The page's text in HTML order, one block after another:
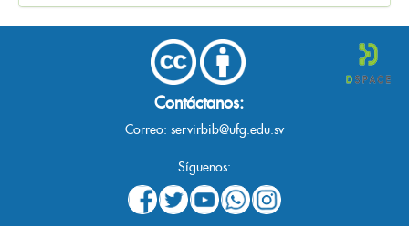
Contáctanos:
Correo: servirbib@ufg.edu.sv
Síguenos: